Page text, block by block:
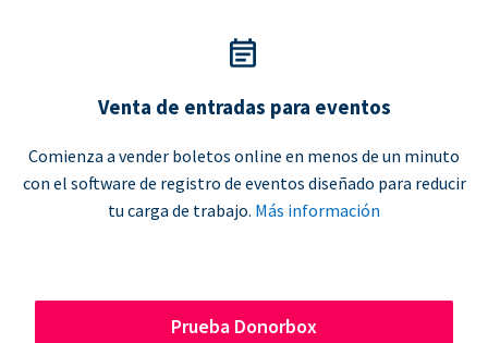
Venta de entradas para eventos
Comienza a vender boletos online en menos de un minuto
con el software de registro de eventos diseñado para reducir
tu carga de trabajo. Más información
Prueba Donorbox